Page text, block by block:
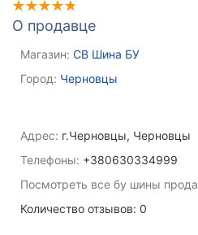
О продавце
Магазин: СВ Шина БУ
Город: Черновцы
Адрес: г.Черновцы, Черновцы
Телефоны: +380630334999
Посмотреть все бу шины
Количество отзывов: 0